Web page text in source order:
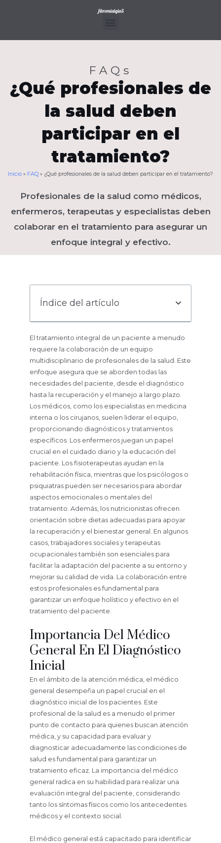
FAQs
¿Qué profesionales de
la salud deben
participar en el
tratamiento?
Inicio » FAQ » ¿Qué profesionales de la salud deben participar en el tratamiento?
Profesionales de la salud como médicos,
enfermeros, terapeutas y especialistas deben
colaborar en el tratamiento para asegurar un
enfoque integral y efectivo.
Índice del artículo
El tratamiento integral de un paciente a menudo
requiere la colaboración de un equipo
multidisciplinario de profesionales de la salud. Este
enfoque asegura que se aborden todas las
necesidades del paciente, desde el diagnóstico
hasta la recuperación y el manejo a largo plazo.
Los médicos, como los especialistas en medicina
interna o los cirujanos, suelen liderar el equipo,
proporcionando diagnósticos y tratamientos
específicos. Los enfermeros juegan un papel
crucial en el cuidado diario y la educación del
paciente. Los fisioterapeutas ayudan en la
rehabilitación física, mientras que los psicólogos o
psiquiatras pueden ser necesarios para abordar
aspectos emocionales o mentales del
tratamiento. Además, los nutricionistas ofrecen
orientación sobre dietas adecuadas para apoyar
la recuperación y el bienestar general. En algunos
casos, trabajadores sociales y terapeutas
ocupacionales también son esenciales para
facilitar la adaptación del paciente a su entorno y
mejorar su calidad de vida. La colaboración entre
estos profesionales es fundamental para
garantizar un enfoque holístico y efectivo en el
tratamiento del paciente.
Importancia Del Médico
General En El Diagnóstico
Inicial
En el ámbito de la atención médica, el médico
general desempeña un papel crucial en el
diagnóstico inicial de los pacientes. Este
profesional de la salud es a menudo el primer
punto de contacto para quienes buscan atención
médica, y su capacidad para evaluar y
diagnosticar adecuadamente las condiciones de
salud es fundamental para garantizar un
tratamiento eficaz. La importancia del médico
general radica en su habilidad para realizar una
evaluación integral del paciente, considerando
tanto los síntomas físicos como los antecedentes
médicos y el contexto social.
El médico general está capacitado para identificar